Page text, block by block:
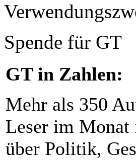
Spende für GT
GT in Zahlen:
Mehr als 350
Leser im Monat
über Politik,